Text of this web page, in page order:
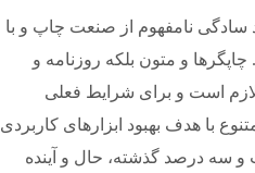
سادگی نامفهوم از صنعت چاپ و با
و متون بلکه روزنامه و
است و برای شرایط فعلی
با هدف بهبود ابزارهای کاربردی
سه درصد گذشته، حال و آینده